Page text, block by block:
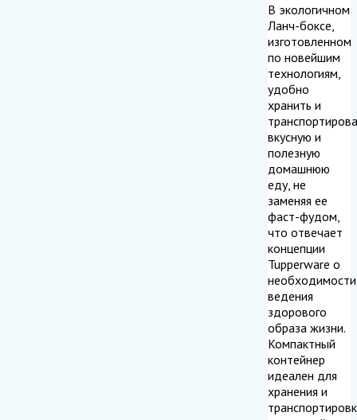
В экологичном
Ланч-боксе,
изготовленном
по новейшим
технологиям,
удобно
хранить и
вкусную и
полезную
домашнюю
еду, не
заменяя ее
фаст-фудом,
что отвечает
концепции
Tupperware о
необходимости
ведения
здорового
образа жизни.
Компактный
контейнер
идеален для
хранения и